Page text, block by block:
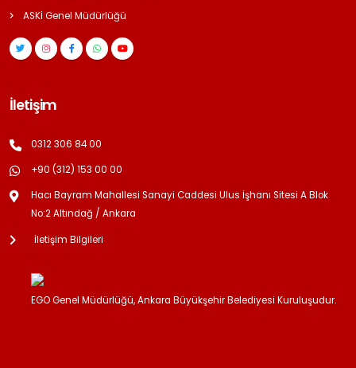
ASKİ Genel Müdürlüğü
İletişim
0312 306 84 00
+90 (312) 153 00 00
Hacı Bayram Mahallesi Sanayi Caddesi Ulus İşhanı Sitesi A Blok
No:2 Altındağ / Ankara
İletişim Bilgileri
EGO Genel Müdürlüğü, Ankara Büyükşehir Belediyesi Kuruluşudur.